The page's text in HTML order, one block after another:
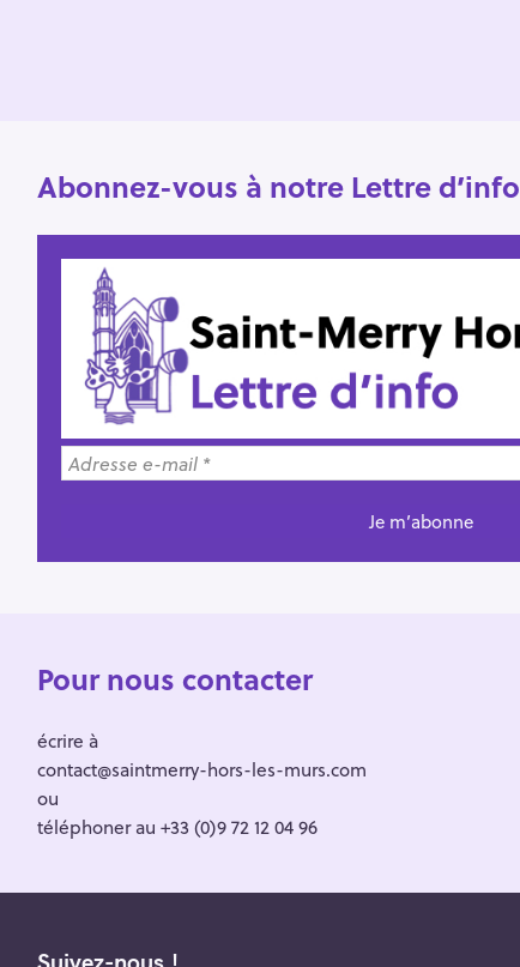
Abonnez-vous à notre Lettre d’info
Pour nous contacter
écrire à
contact@saintmerry-hors-les-murs.com
ou
téléphoner au +33 (0)9 72 12 04 96